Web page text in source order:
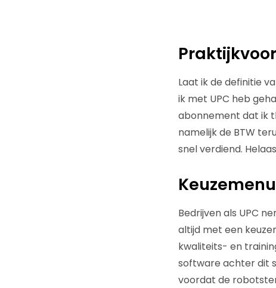
Laat ik de definitie
ik met UPC heb
abonnement dat ik
namelijk de BTW
snel verdiend.
Keuzemenu
Bedrijven als UPC
altijd met een
kwaliteits- en
software achter dit
voordat de